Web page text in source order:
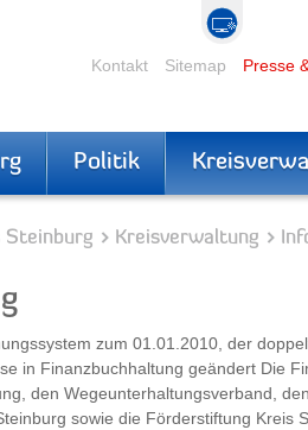
Kontakt Sitemap Presse
Politik
Steinburg Kreisverwaltung
zum 01.01.2010, der
in Finanzbuchhaltung geändert Die
den Wegeunterhaltungsverband,
sowie die Förderstiftung Kreis